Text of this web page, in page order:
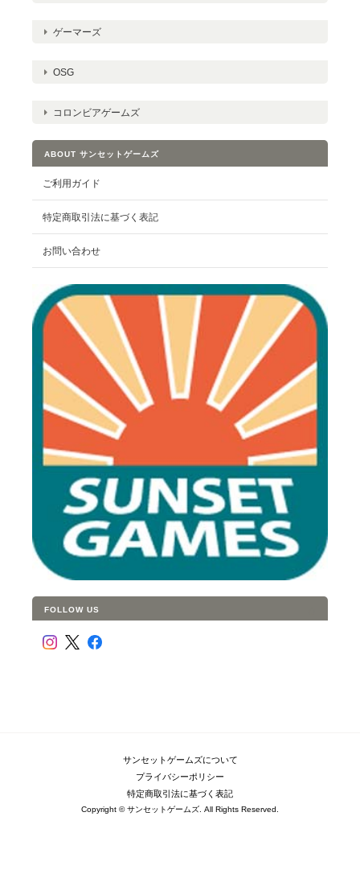
ゲーマーズ
OSG
コロンビアゲームズ
ABOUT サンセットゲームズ
ご利用ガイド
特定商取引法に基づく表記
お問い合わせ
FOLLOW US
サンセットゲームズについて
プライバシーポリシー
特定商取引法に基づく表記
Copyright © サンセットゲームズ. All Rights Reserved.